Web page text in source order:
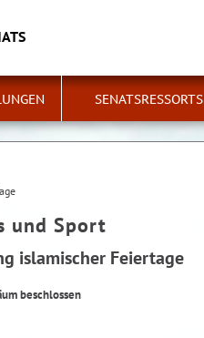
SENATSRESSORTS
und Sport
islamischer Feiertage
beschlossen